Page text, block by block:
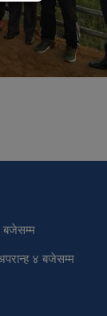
बजेसम्म
४ बजेसम्म